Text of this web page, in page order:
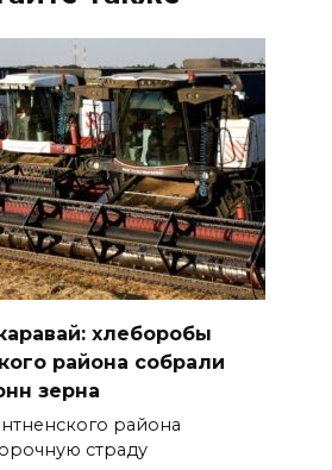
хлеборобы
района собрали
зерна
района
страду